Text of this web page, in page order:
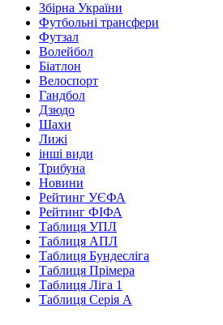
Збірна України
Футбольні трансфери
Футзал
Волейбол
Біатлон
Велоспорт
Гандбол
Дзюдо
Шахи
Лижі
інші види
Трибуна
Новини
Рейтинг УЄФА
Рейтинг ФІФА
Таблиця УПЛ
Таблиця АПЛ
Таблиця Бундесліга
Таблиця Прімера
Таблиця Ліга 1
Таблиця Серія А